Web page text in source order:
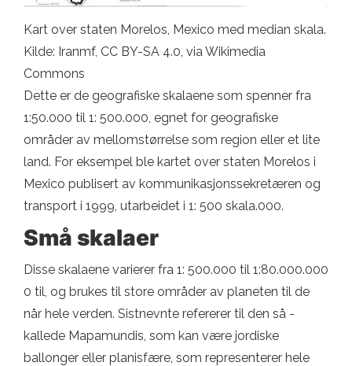
Kart over staten Morelos, Mexico med median skala.
Kilde: Iranmf, CC BY-SA 4.0, via Wikimedia
Commons
Dette er de geografiske skalaene som spenner fra
1:50.000 til 1: 500.000, egnet for geografiske
områder av mellomstørrelse som region eller et lite
land. For eksempel ble kartet over staten Morelos i
Mexico publisert av kommunikasjonssekretæren og
transport i 1999, utarbeidet i 1: 500 skala.000.
Små skalaer
Disse skalaene varierer fra 1: 500.000 til 1:80.000.000
0 til, og brukes til store områder av planeten til de
når hele verden. Sistnevnte refererer til den så -
kallede Mapamundis, som kan være jordiske
ballonger eller planisfære, som representerer hele